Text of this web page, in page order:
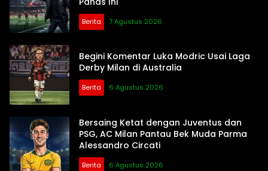
Berita 7 Agustus 2026
Begini Komentar Luka Modric Usai Laga
Derby Milan di Australia
Berita 6 Agustus 2026
Bersaing Ketat dengan Juventus dan
PSG, AC Milan Pantau Bek Muda Parma
Alessandro Circati
Berita 6 Agustus 2026